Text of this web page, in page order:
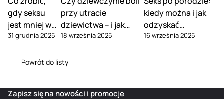
gdy seksu
jest mniej w
związku
31 grudnia 2025
przy utracie
dziewictwa – i jak
tego uniknąć
18 września 2025
kiedy można i jak
odzyskać
pożądanie
16 września 2025
Powrót do listy
Zapisz się na nowości i promocje